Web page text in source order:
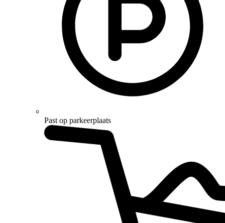
Past op parkeerplaats